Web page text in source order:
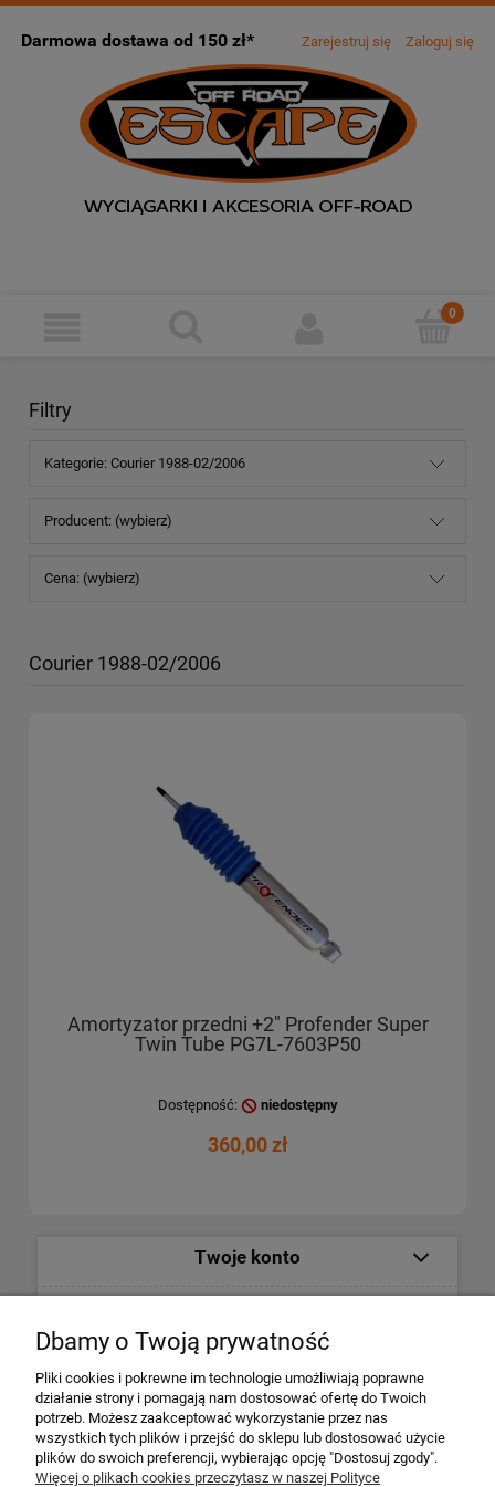
Darmowa dostawa od 150 zł* Zarejestruj się Zaloguj się
Filtry
Kategorie: Courier 1988-02/2006
Producent: (wybierz)
Cena: (wybierz)
Courier 1988-02/2006
Amortyzator przedni +2" Profender Super
Twin Tube PG7L-7603P50
Dostępność: niedostępny
360,00 zł
Twoje konto
Płatności i dostawa
Informacje o firmie
Dbamy o Twoją prywatność
Pliki cookies i pokrewne im technologie umożliwiają poprawne
działanie strony i pomagają nam dostosować ofertę do Twoich
potrzeb. Możesz zaakceptować wykorzystanie przez nas
wszystkich tych plików i przejść do sklepu lub dostosować użycie
plików do swoich preferencji, wybierając opcję "Dostosuj zgody".
Więcej o plikach cookies przeczytasz w naszej Polityce